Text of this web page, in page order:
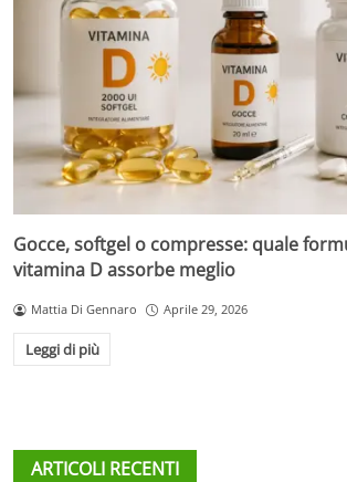
Gocce, softgel o compresse: quale
vitamina D assorbe meglio
Mattia Di Gennaro Aprile 29, 2026
Leggi di più
ARTICOLI RECENTI